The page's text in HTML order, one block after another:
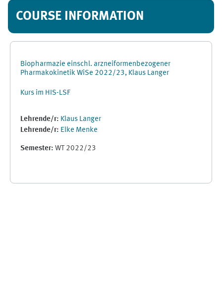
COURSE INFORMATION
Biopharmazie einschl. arzneiformenbezogener
Pharmakokinetik WiSe 2022/23, Klaus Langer
Kurs im HIS-LSF
Lehrende/r: Klaus Langer
Lehrende/r: Elke Menke
Semester: WT 2022/23